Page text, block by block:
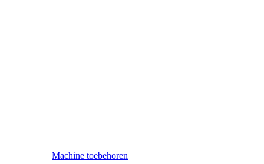
Machine toebehoren